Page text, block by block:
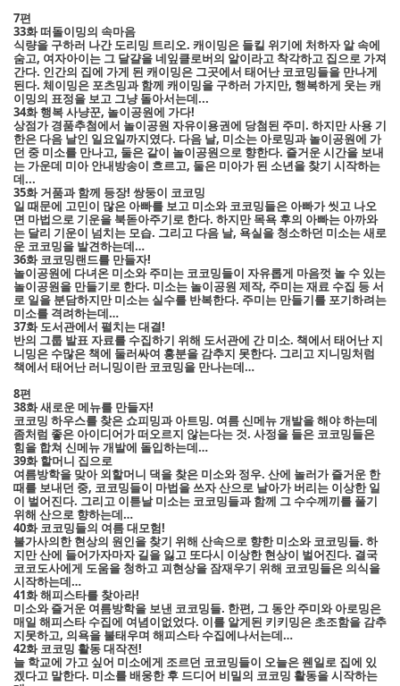
7편
33화 떠돌이밍의 속마음
식량을 구하러 나간 도리밍 트리오. 캐이밍은 들킬 위기에 처하자 알 속에
숨고, 여자아이는 그 달걀을 네잎클로버의 알이라고 착각하고 집으로 가져
간다. 인간의 집에 가게 된 캐이밍은 그곳에서 태어난 코코밍들을 만나게
된다. 체이밍은 포츠밍과 함께 캐이밍을 구하러 가지만, 행복하게 웃는 캐
이밍의 표정을 보고 그냥 돌아서는데...
34화 행복 사냥꾼, 놀이공원에 가다!
상점가 경품추첨에서 놀이공원 자유이용권에 당첨된 주미. 하지만 사용 기
한은 다음 날인 일요일까지였다. 다음 날, 미소는 아로밍과 놀이공원에 가
던 중 미소를 만나고, 둘은 같이 놀이공원으로 향한다. 즐거운 시간을 보내
는 가운데 미아 안내방송이 흐르고, 둘은 미아가 된 소년을 찾기 시작하는
데...
35화 거품과 함께 등장! 쌍둥이 코코밍
일 때문에 고민이 많은 아빠를 보고 미소와 코코밍들은 아빠가 씻고 나오
면 마법으로 기운을 북돋아주기로 한다. 하지만 목욕 후의 아빠는 아까와
는 달리 기운이 넘치는 모습. 그리고 다음 날, 욕실을 청소하던 미소는 새로
운 코코밍을 발견하는데…
36화 코코밍랜드를 만들자!
놀이공원에 다녀온 미소와 주미는 코코밍들이 자유롭게 마음껏 놀 수 있는
놀이공원을 만들기로 한다. 미소는 놀이공원 제작, 주미는 재료 수집 등 서
로 일을 분담하지만 미소는 실수를 반복한다. 주미는 만들기를 포기하려는
미소를 격려하는데…
37화 도서관에서 펼치는 대결!
반의 그룹 발표 자료를 수집하기 위해 도서관에 간 미소. 책에서 태어난 지
니밍은 수많은 책에 둘러싸여 흥분을 감추지 못한다. 그리고 지니밍처럼
책에서 태어난 러니밍이란 코코밍을 만나는데…
8편
38화 새로운 메뉴를 만들자!
코코밍 하우스를 찾은 쇼피밍과 아트밍. 여름 신메뉴 개발을 해야 하는데
좀처럼 좋은 아이디어가 떠오르지 않는다는 것. 사정을 들은 코코밍들은
힘을 합쳐 신메뉴 개발에 돌입하는데…
39화 할머니 집으로
여름방학을 맞아 외할머니 댁을 찾은 미소와 정우. 산에 놀러가 즐거운 한
때를 보내던 중, 코코밍들이 마법을 쓰자 산으로 날아가 버리는 이상한 일
이 벌어진다. 그리고 이튿날 미소는 코코밍들과 함께 그 수수께끼를 풀기
위해 산으로 향하는데…
40화 코코밍들의 여름 대모험!
불가사의한 현상의 원인을 찾기 위해 산속으로 향한 미소와 코코밍들. 하
지만 산에 들어가자마자 길을 잃고 또다시 이상한 현상이 벌어진다. 결국
코코도사에게 도움을 청하고 괴현상을 잠재우기 위해 코코밍들은 의식을
시작하는데…
41화 해피스타를 찾아라!
미소와 즐거운 여름방학을 보낸 코코밍들. 한편, 그 동안 주미와 아로밍은
매일 해피스타 수집에 여념이없었다. 이를 알게된 키키밍은 초조함을 감추
지못하고, 의욕을 불태우며 해피스타 수집에나서는데…
42화 코코밍 활동 대작전!
늘 학교에 가고 싶어 미소에게 조르던 코코밍들이 오늘은 웬일로 집에 있
겠다고 말한다. 미소를 배웅한 후 드디어 비밀의 코코밍 활동을 시작하는